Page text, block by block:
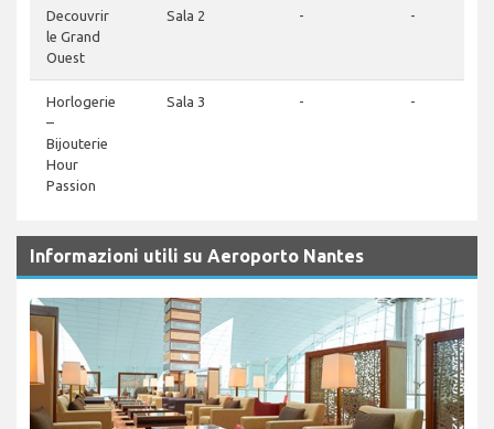
Decouvrir
le Grand
Ouest
Sala 2 - -
Horlogerie
–
Bijouterie
Hour
Passion
Sala 3 - -
Informazioni utili su Aeroporto Nantes